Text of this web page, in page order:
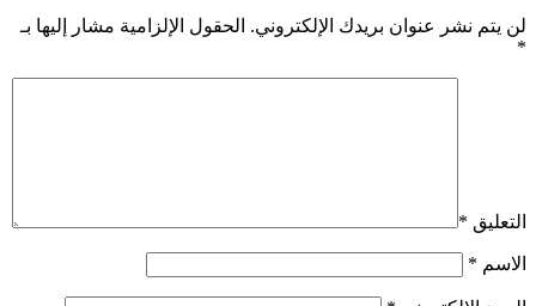
لن يتم نشر عنوان بريدك الإلكتروني. الحقول الإلزامية مشار إليها بـ
*
التعليق *
الاسم *